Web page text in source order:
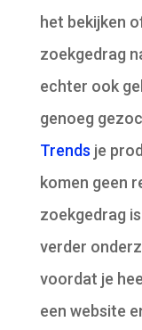
het bekijken
zoekgedrag
echter ook
genoeg
Trends je
komen geen
zoekgedrag
verder
voordat je
een website